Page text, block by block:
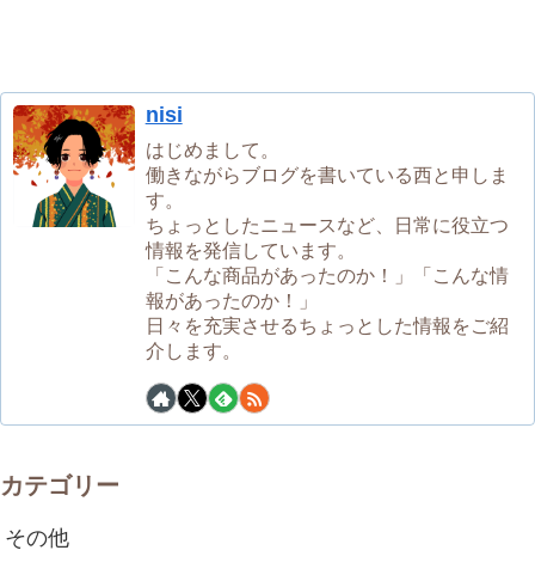
nisi
はじめまして。
働きながらブログを書いている西と申しま
す。
ちょっとしたニュースなど、日常に役立つ
情報を発信しています。
「こんな商品があったのか！」「こんな情
報があったのか！」
日々を充実させるちょっとした情報をご紹
介します。
カテゴリー
その他